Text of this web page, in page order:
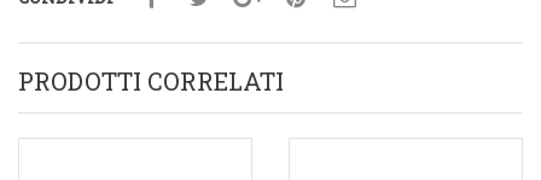
PRODOTTI CORRELATI